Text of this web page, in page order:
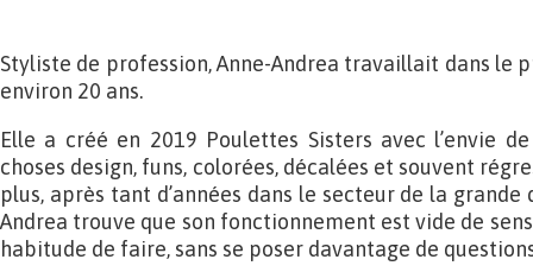
Styliste de profession, Anne-Andrea travaillait dans le
environ 20 ans.
Elle a créé en 2019 Poulettes Sisters avec l’envie
choses design, funs, colorées, décalées et souvent
plus, après tant d’années dans le secteur de la
Andrea trouve que son fonctionnement est vide de
habitude de faire, sans se poser davantage de